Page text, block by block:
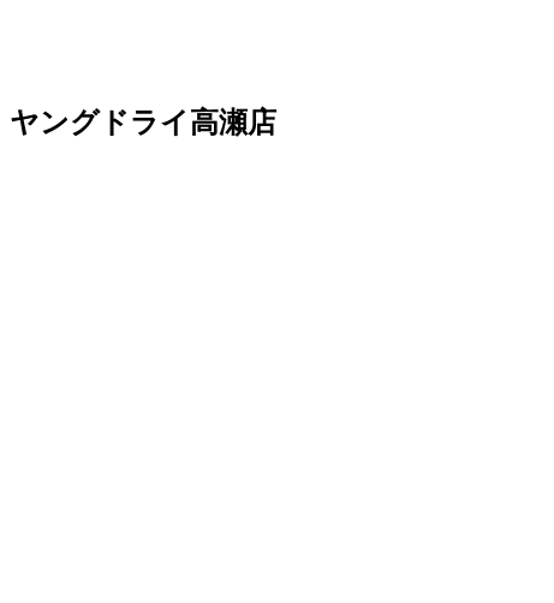
ヤングドライ高瀬店